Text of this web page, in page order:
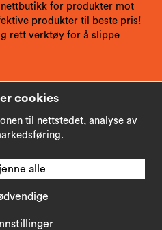
for produkter mot
produkter til beste pris!
rett verktøy for å slippe
cookies
til nettstedet, analyse av
alle